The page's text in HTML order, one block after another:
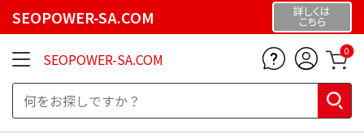
SEOPOWER-SA.COM 詳しくは
こちら
SEOPOWER-SA.COM 0